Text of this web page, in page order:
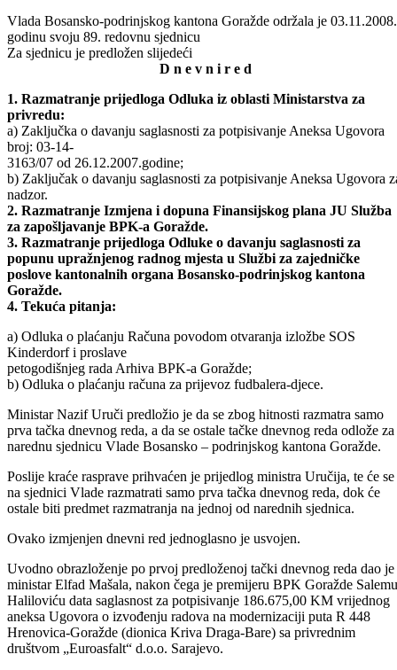
Vlada Bosansko-podrinjskog kantona Goražde održala je 03.11.2008.
godinu svoju 89. redovnu sjednicu
Za sjednicu je predložen slijedeći
D n e v n i r e d
1. Razmatranje prijedloga Odluka iz oblasti Ministarstva za
privredu:
a) Zaključka o davanju saglasnosti za potpisivanje Aneksa Ugovora
broj: 03-14-
3163/07 od 26.12.2007.godine;
b) Zaključak o davanju saglasnosti za potpisivanje Aneksa Ugovora
nadzor.
2. Razmatranje Izmjena i dopuna Finansijskog plana JU Služba
za zapošljavanje BPK-a Goražde.
3. Razmatranje prijedloga Odluke o davanju saglasnosti za
popunu upražnjenog radnog mjesta u Službi za zajedničke
poslove kantonalnih organa Bosansko-podrinjskog kantona
Goražde.
4. Tekuća pitanja:
a) Odluka o plaćanju Računa povodom otvaranja izložbe SOS
Kinderdorf i proslave
petogodišnjeg rada Arhiva BPK-a Goražde;
b) Odluka o plaćanju računa za prijevoz fudbalera-djece.
Ministar Nazif Uruči predložio je da se zbog hitnosti razmatra samo
prva tačka dnevnog reda, a da se ostale tačke dnevnog reda odlože za
narednu sjednicu Vlade Bosansko – podrinjskog kantona Goražde.
Poslije kraće rasprave prihvaćen je prijedlog ministra Uručija, te će se
na sjednici Vlade razmatrati samo prva tačka dnevnog reda, dok će
ostale biti predmet razmatranja na jednoj od narednih sjednica.
Ovako izmjenjen dnevni red jednoglasno je usvojen.
Uvodno obrazloženje po prvoj predloženoj tački dnevnog reda dao je
ministar Elfad Mašala, nakon čega je premijeru BPK Goražde Salemu
Haliloviću data saglasnost za potpisivanje 186.675,00 KM vrijednog
aneksa Ugovora o izvođenju radova na modernizaciji puta R 448
Hrenovica-Goražde (dionica Kriva Draga-Bare) sa privrednim
društvom „Euroasfalt“ d.o.o. Sarajevo.